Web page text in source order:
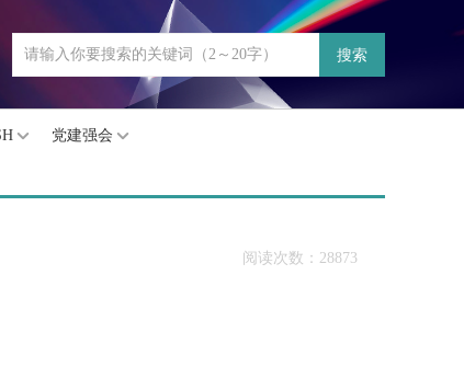
搜索
党建强会
阅读次数：28873